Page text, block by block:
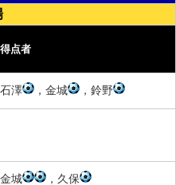
得点者
石澤 ，金城 ，鈴野
金城 ，久保